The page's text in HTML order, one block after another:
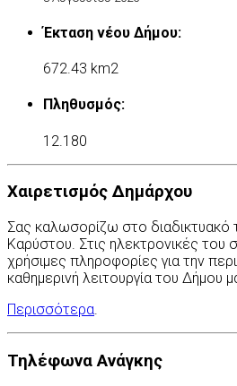
Έκταση νέου Δήμου:
672.43 km2
Πληθυσμός:
12.180
Χαιρετισμός Δημάρχου
Σας καλωσορίζω στο διαδικτυακό
Καρύστου. Στις ηλεκτρονικές του
χρήσιμες πληροφορίες για την
καθημερινή λειτουργία του Δήμου
Περισσότερα.
Τηλέφωνα Ανάγκης